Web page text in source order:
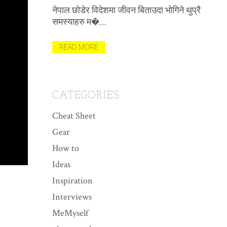
नेपाल छोडेर विदेशमा जीवन बिताउदा भोगिने थुप्रै
समस्याहरु म�…
READ MORE
CATEGORIES
Cheat Sheet
Gear
How to
Ideas
Inspiration
Interviews
MeMyself